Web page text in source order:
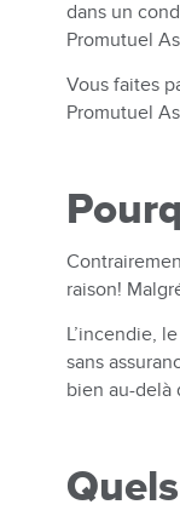
dans un
Promutuel
Vous faites
Promutuel
raison!
L’incendie,
sans
bien au-delà